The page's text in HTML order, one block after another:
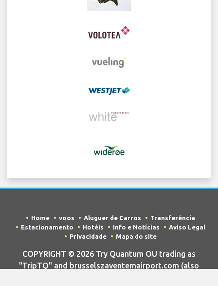
Home voos Aluguer de Carros
Transferência
Estacionamento
Hotéis Info e Notícias
Aviso Legal
Privacidade
Mapa do site
COPYRIGHT © 2026 Try Quantum OU trading as
"TripTQ" and brusselszaventemairport.com (also